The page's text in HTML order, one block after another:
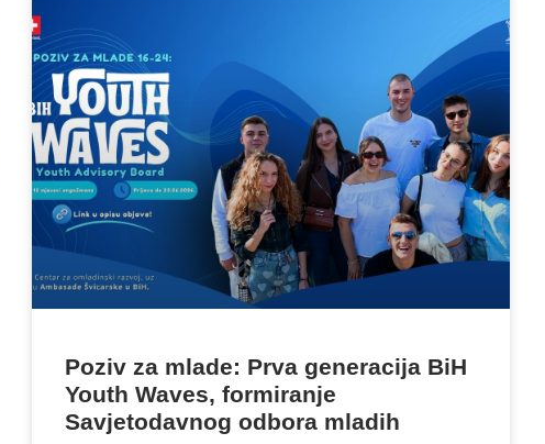
Poziv za mlade: Prva generacija BiH
Youth Waves, formiranje
Savjetodavnog odbora mladih